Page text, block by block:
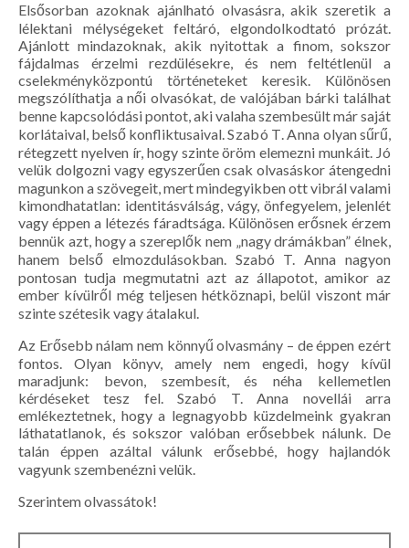
Elsősorban azoknak ajánlható olvasásra, akik szeretik a
lélektani mélységeket feltáró, elgondolkodtató prózát.
Ajánlott mindazoknak, akik nyitottak a finom, sokszor
fájdalmas érzelmi rezdülésekre, és nem feltétlenül a
cselekményközpontú történeteket keresik. Különösen
megszólíthatja a női olvasókat, de valójában bárki találhat
benne kapcsolódási pontot, aki valaha szembesült már saját
korlátaival, belső konfliktusaival.Szabó T. Anna olyan sűrű,
rétegzett nyelven ír, hogy szinte öröm elemezni munkáit. Jó
velük dolgozni vagy egyszerűen csak olvasáskor átengedni
magunkon a szövegeit, mert mindegyikben ott vibrál valami
kimondhatatlan: identitásválság, vágy, önfegyelem, jelenlét
vagy éppen a létezés fáradtsága. Különösen erősnek érzem
bennük azt, hogy a szereplők nem „nagy drámákban” élnek,
hanem belső elmozdulásokban. Szabó T. Anna nagyon
pontosan tudja megmutatni azt az állapotot, amikor az
ember kívülről még teljesen hétköznapi, belül viszont már
szinte szétesik vagy átalakul.
Az Erősebb nálam nem könnyű olvasmány – de éppen ezért
fontos. Olyan könyv, amely nem engedi, hogy kívül
maradjunk: bevon, szembesít, és néha kellemetlen
kérdéseket tesz fel. Szabó T. Anna novellái arra
emlékeztetnek, hogy a legnagyobb küzdelmeink gyakran
láthatatlanok, és sokszor valóban erősebbek nálunk. De
talán éppen azáltal válunk erősebbé, hogy hajlandók
vagyunk szembenézni velük.
Szerintem olvassátok!